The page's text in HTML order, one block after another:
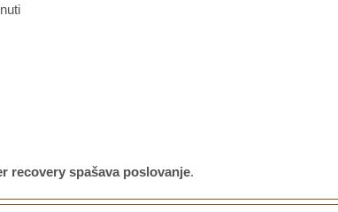
recovery spašava poslovanje.